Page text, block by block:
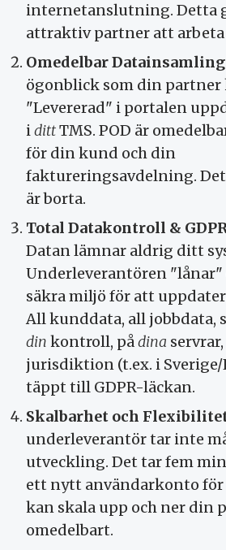
internetanslutning. Detta
attraktiv partner att arbeta
Omedelbar
ögonblick som din partner
"Levererad" i portalen
idittTMS. POD är
för din kund och din
faktureringsavdelning.
är borta.
Total Datakontroll &
Datan lämnar aldrig ditt
Underleverantören
säkra miljö för att
All kunddata, all jobbdata,
din kontroll, pådina
jurisdiktion (t.ex. i Sverige/
täppt till GDPR-läckan.
Skalbarhet och
underleverantör tar inte
utveckling. Det tar fem
ett nytt användarkonto för
kan skala upp och ner din
omedelbart.